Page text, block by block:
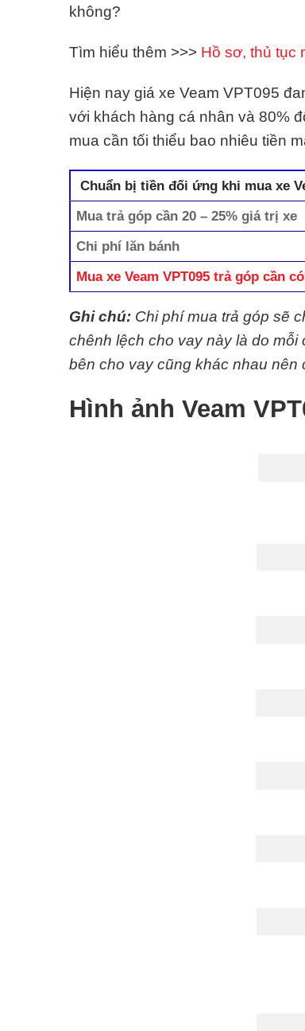
không?
Tìm hiểu thêm >>> Hồ sơ, thủ tục
Hiện nay giá xe Veam VPT095
với khách hàng cá nhân và 80%
mua cần tối thiểu bao nhiêu tiền
Chuẩn bị tiền đối ứng khi mua xe
Mua trả góp cần 20 – 25% giá trị xe
Chi phí lăn bánh
Mua xe Veam VPT095 trả góp cần
Ghi chú: Chi phí mua trả góp sẽ
chênh lệch cho vay này là do
bên cho vay cũng khác nhau
Hình ảnh Veam